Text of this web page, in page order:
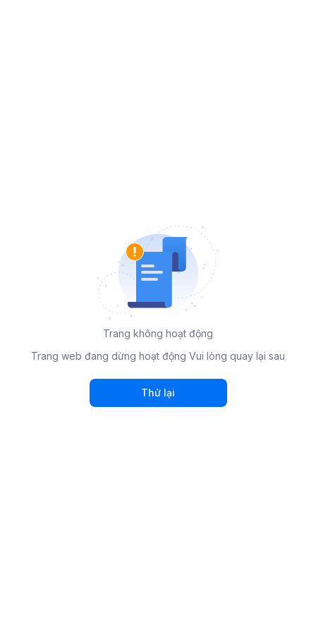
Trang không hoạt động
Trang web đang dừng hoạt động Vui lòng quay lại sau
Thử lại